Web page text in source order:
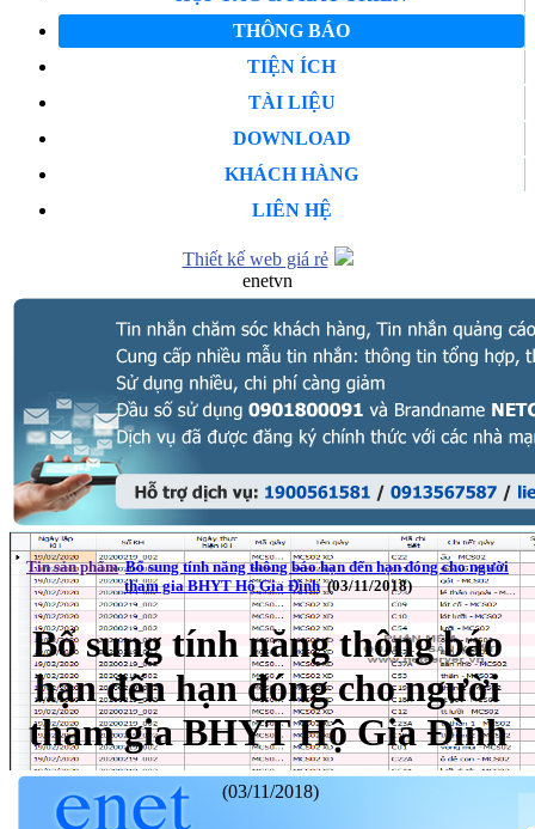
THÔNG BÁO
TIỆN ÍCH
TÀI LIỆU
DOWNLOAD
KHÁCH HÀNG
LIÊN HỆ
Thiết kế web giá rẻ
enetvn
Tin sản phẩm Bổ sung tính năng thông báo hạn đến hạn đóng cho người
tham gia BHYT Hộ Gia Đình (03/11/2018)
Bổ sung tính năng thông báo
hạn đến hạn đóng cho người
tham gia BHYT Hộ Gia Đình
(03/11/2018)